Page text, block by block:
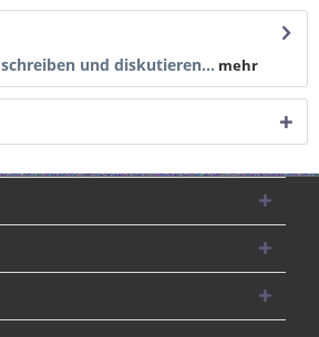
und diskutieren... mehr